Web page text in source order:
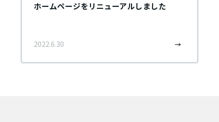
ホームページをリニューアルしました
2022.6.30